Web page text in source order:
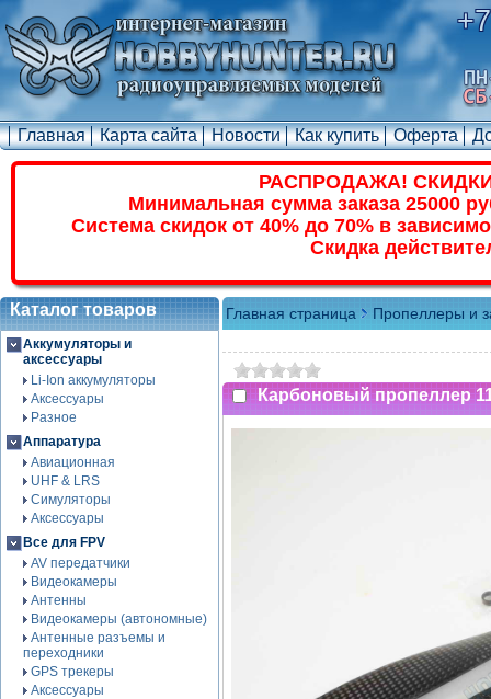
Главная Карта сайта Новости Как купить Оферта
РАСПРОДАЖА!
Минимальная сумма заказа 25000
Система скидок от 40% до 70% в
Скидка
Каталог товаров
Аккумуляторы и
аксессуары
Li-Ion аккумуляторы
Аксессуары
Разное
Аппаратура
Авиационная
UHF & LRS
Симуляторы
Аксессуары
Все для FPV
AV передатчики
Видеокамеры
Антенны
Видеокамеры (автономные)
Антенные разъемы и
переходники
GPS трекеры
Аксессуары
Главная страница Пропеллеры и
Карбоновый пропеллер